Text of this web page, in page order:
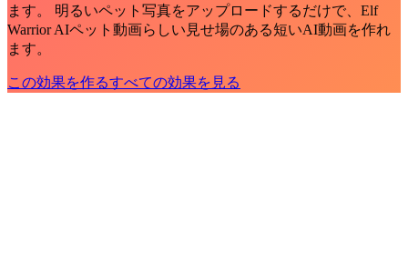
ます。 明るいペット写真をアップロードするだけで、Elf
Warrior AIペット動画らしい見せ場のある短いAI動画を作れ
ます。
この効果を作るすべての効果を見る